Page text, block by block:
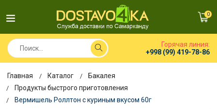
0
Горячая линия:
+998 (99) 419-78-86
Главная Каталог
Бакалея
Продукты быстрого приготовления
Вермишель Роллтон с куриным вкусом 60г